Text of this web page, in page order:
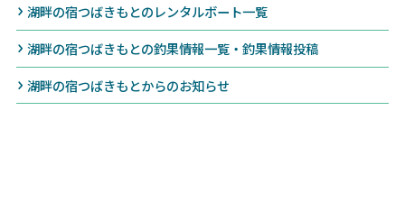
湖畔の宿つばきもとのレンタルボート一覧
湖畔の宿つばきもとの釣果情報一覧・釣果情報投稿
湖畔の宿つばきもとからのお知らせ